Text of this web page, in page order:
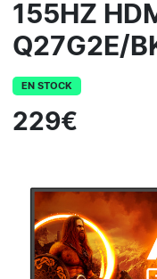
155HZ
Q27G2E/
EN STOCK
229€